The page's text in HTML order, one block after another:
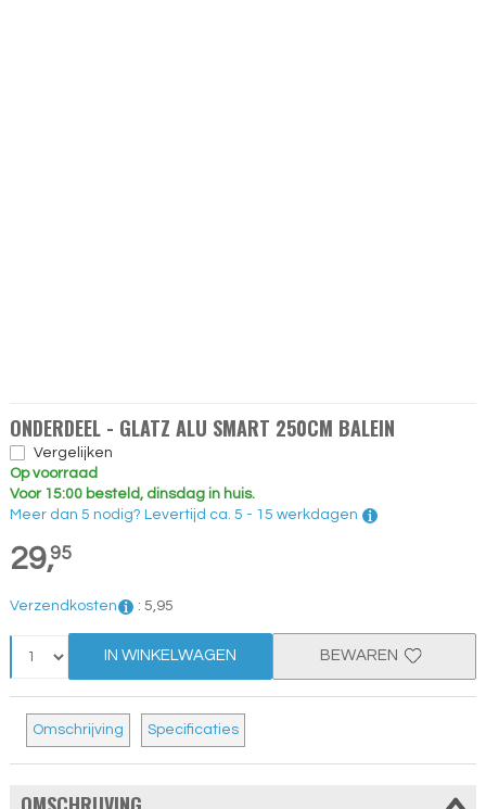
ONDERDEEL - GLATZ ALU SMART 250CM BALEIN
Vergelijken
Op voorraad
Voor 15:00 besteld, dinsdag in huis.
Meer dan 5 nodig? Levertijd ca. 5 - 15 werkdagen
29,95
Verzendkosten : 5,95
IN WINKELWAGEN BEWAREN
Omschrijving Specificaties